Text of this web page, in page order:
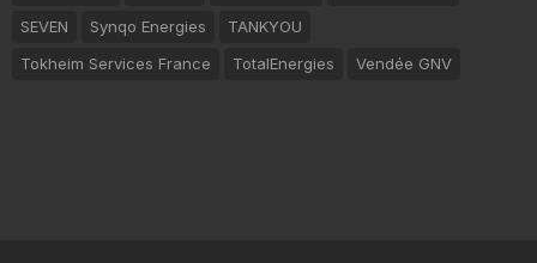
SEVEN
Synqo Energies
TANKYOU
Tokheim Services France
TotalEnergies Vendée GNV